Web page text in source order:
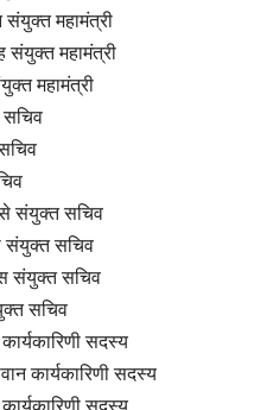
महामंत्री
संयुक्त महामंत्री
महामंत्री
संयुक्त सचिव
संयुक्त सचिव
संयुक्त सचिव
सचिव
सदस्य
कार्यकारिणी सदस्य
सदस्य